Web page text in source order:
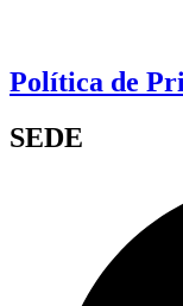
Política de
SEDE